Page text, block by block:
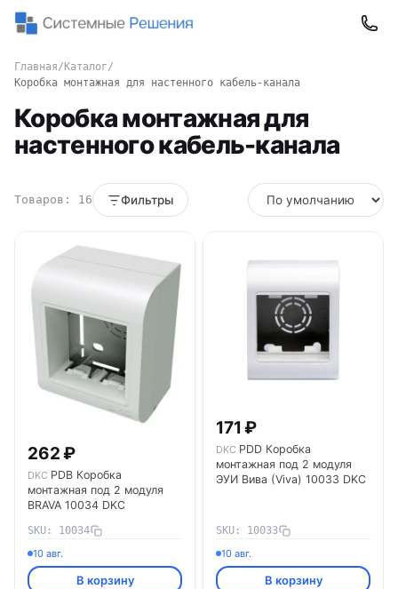
Главная/ Каталог/
Коробка монтажная для настенного кабель-канала
Коробка монтажная для
настенного кабель-канала
Товаров: 16 Фильтры
262 ₽
DKC PDB Коробка
монтажная под 2 модуля
BRAVA 10034 DKC
SKU: 10034
10 авг.
В корзину
171 ₽
DKC PDD Коробка
монтажная под 2 модуля
ЭУИ Вива (Viva) 10033 DKC
SKU: 10033
10 авг.
В корзину